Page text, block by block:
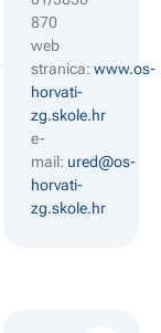
870
web
stranica:www.os-
horvati-
zg.skole.hr
e-
mail: ured@os-
horvati-
zg.skole.hr